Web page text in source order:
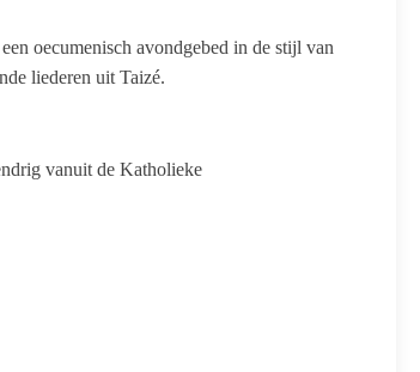
oecumenisch avondgebed in de stijl van
liederen uit Taizé.
vanuit de Katholieke